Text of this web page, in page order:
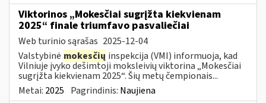
Viktorinos „Mokesčiai sugrįžta kiekvienam
2025“ finale triumfavo pasvaliečiai
Web turinio sąrašas 2025-12-04
Valstybinė mokesčių inspekcija (VMI) informuoja, kad
Vilniuje įvyko dešimtoji moksleivių viktorina „Mokesčiai
sugrįžta kiekvienam 2025“. Šių metų čempionais...
Metai: 2025 Pagrindinis: Naujiena